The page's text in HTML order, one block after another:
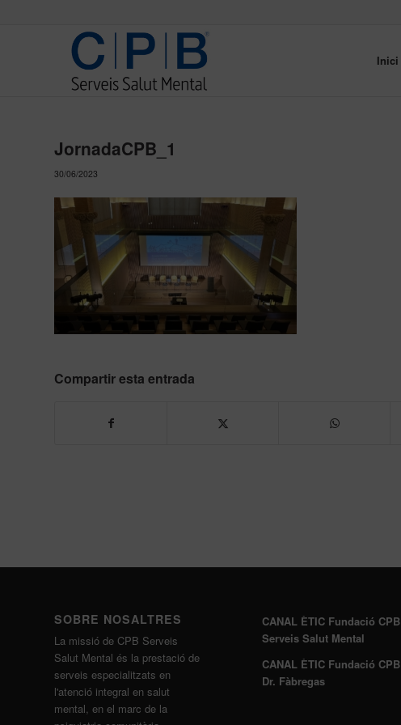
Inici
JornadaCPB_1
30/06/2023
Compartir esta entrada
SOBRE NOSALTRES
La missió de CPB Serveis
Salut Mental és la prestació de
serveis especialitzats en
l'atenció integral en salut
mental, en el marc de la
CANAL ÈTIC Fundació CPB
Serveis Salut Mental
CANAL ÈTIC Fundació CPB
Dr. Fàbregas